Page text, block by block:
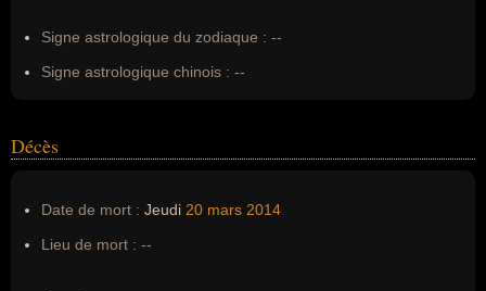
Signe astrologique du zodiaque : --
Signe astrologique chinois : --
Décès
Date de mort : Jeudi 20 mars 2014
Lieu de mort : --